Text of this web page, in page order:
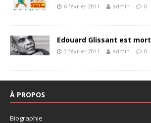
6 février 2011 admin 0
Edouard Glissant est mort
3 février 2011 admin 0
À PROPOS
Biographie